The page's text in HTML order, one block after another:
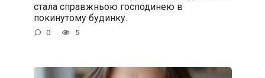
стала справжньою господинею в
покинутому будинку.
0 5